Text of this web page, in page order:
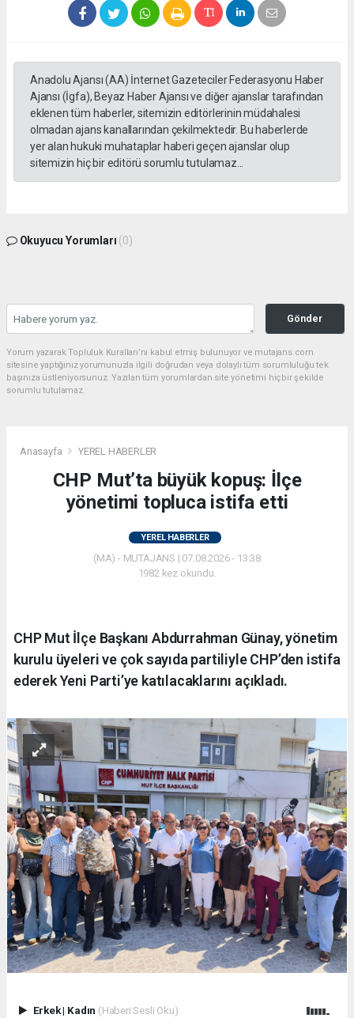
Anadolu Ajansı (AA) İnternet Gazeteciler Federasyonu Haber
Ajansı (İgfa), Beyaz Haber Ajansı ve diğer ajanslar tarafından
eklenen tüm haberler, sitemizin editörlerinin müdahalesi
olmadan ajans kanallarından çekilmektedir. Bu haberlerde
yer alan hukuki muhataplar haberi geçen ajanslar olup
sitemizin hiç bir editörü sorumlu tutulamaz...
Okuyucu Yorumları (0)
Gönder
Yorum yazarak Topluluk Kuralları’nı kabul etmiş bulunuyor ve mutajans.com
sitesine yaptığınız yorumunuzla ilgili doğrudan veya dolaylı tüm sorumluluğu tek
başınıza üstleniyorsunuz. Yazılan tüm yorumlardan site yönetimi hiçbir şekilde
sorumlu tutulamaz.
Anasayfa YEREL HABERLER
CHP Mut’ta büyük kopuş: İlçe
yönetimi topluca istifa etti
YEREL HABERLER
(MA) - MUTAJANS | 07.08.2026 - 13:38
1982 kez okundu.
CHP Mut İlçe Başkanı Abdurrahman Günay, yönetim
kurulu üyeleri ve çok sayıda partiliyle CHP’den istifa
ederek Yeni Parti’ye katılacaklarını açıkladı.
Erkek| Kadın (Haberi Sesli Oku)